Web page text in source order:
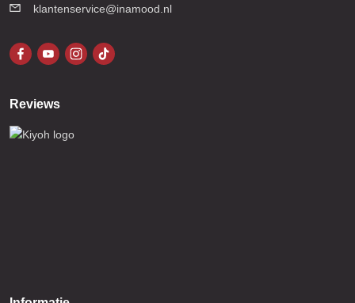
klantenservice@inamood.nl
Reviews